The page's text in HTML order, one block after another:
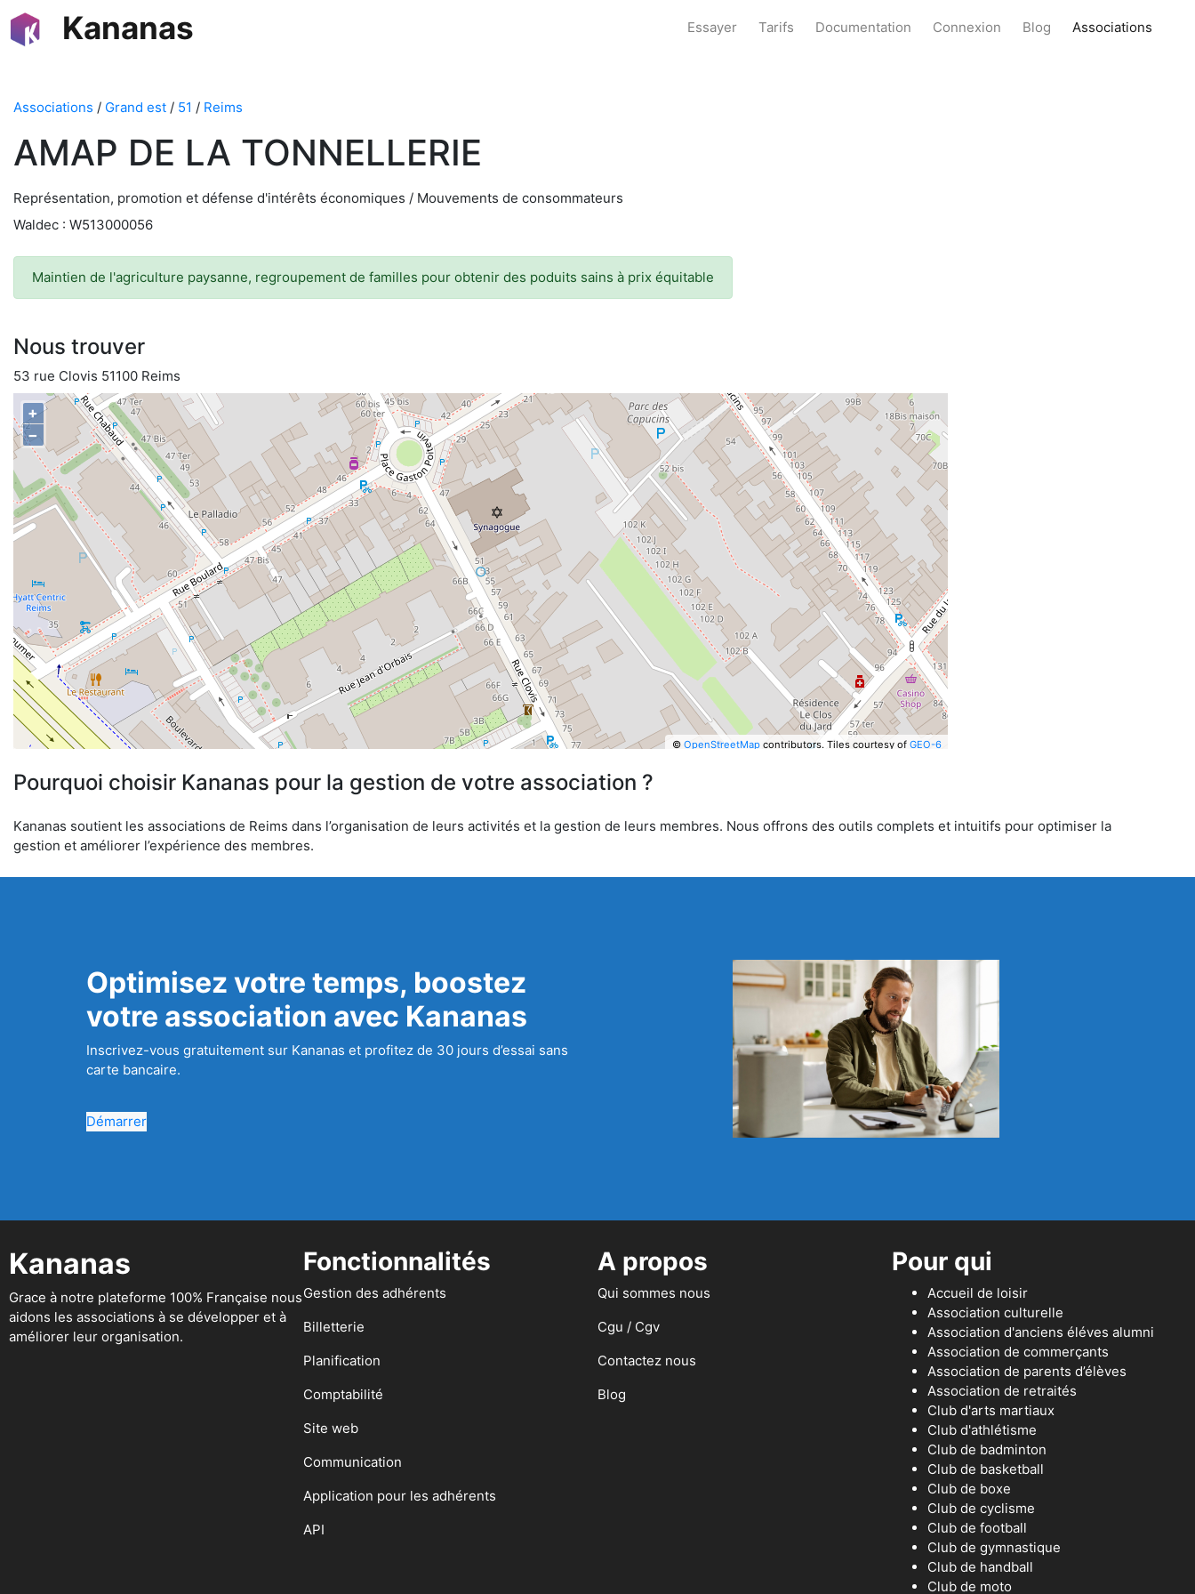
Kananas Essayer Tarifs Documentation Connexion Blog Associations
Associations / Grand est / 51 / Reims
AMAP DE LA TONNELLERIE
Représentation, promotion et défense d'intérêts économiques / Mouvements de consommateurs
Waldec : W513000056
Maintien de l'agriculture paysanne, regroupement de familles pour obtenir des poduits sains à prix équitable
Nous trouver
53 rue Clovis 51100 Reims
+
−
© OpenStreetMapcontributors. Tiles courtesy of GEO-6
Pourquoi choisir Kananas pour la gestion de votre association ?
Kananas soutient les associations de Reims dans l’organisation de leurs activités et la gestion de leurs membres. Nous offrons des outils complets et intuitifs pour optimiser la
gestion et améliorer l’expérience des membres.
Optimisez votre temps, boostez
votre association avec Kananas
Inscrivez-vous gratuitement sur Kananas et profitez de 30 jours d’essai sans
carte bancaire.
Démarrer
Kananas
Grace à notre plateforme 100% Française nous
aidons les associations à se développer et à
améliorer leur organisation.
Fonctionnalités
Gestion des adhérents
Billetterie
Planification
Comptabilité
Site web
Communication
Application pour les adhérents
API
A propos
Qui sommes nous
Cgu / Cgv
Contactez nous
Blog
Pour qui
Accueil de loisir
Association culturelle
Association d'anciens éléves alumni
Association de commerçants
Association de parents d’élèves
Association de retraités
Club d'arts martiaux
Club d'athlétisme
Club de badminton
Club de basketball
Club de boxe
Club de cyclisme
Club de football
Club de gymnastique
Club de handball
Club de moto